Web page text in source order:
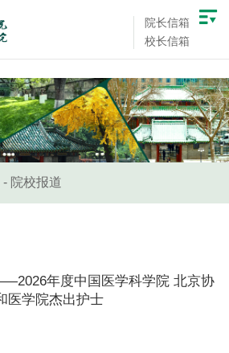
院长信箱
校长信箱
- 院校报道
年度中国医学科学院 北京协
医学院杰出护士